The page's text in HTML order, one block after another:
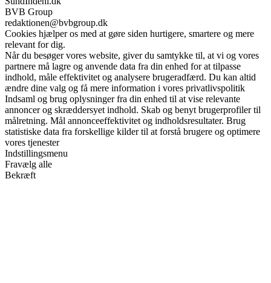
BVB Group
redaktionen@bvbgroup.dk
Cookies hjælper os med at gøre siden hurtigere, smartere og mere
relevant for dig.
Når du besøger vores website, giver du samtykke til, at vi og vores
partnere må lagre og anvende data fra din enhed for at tilpasse
indhold, måle effektivitet og analysere brugeradfærd. Du kan altid
ændre dine valg og få mere information i vores privatlivspolitik
Indsaml og brug oplysninger fra din enhed til at vise relevante
annoncer og skræddersyet indhold. Skab og benyt brugerprofiler til
målretning. Mål annonceeffektivitet og indholdsresultater. Brug
statistiske data fra forskellige kilder til at forstå brugere og optimere
vores tjenester
Indstillingsmenu
Fravælg alle
Bekræft